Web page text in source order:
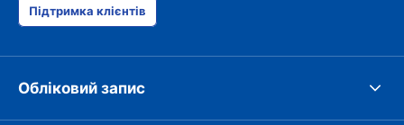
Підтримка клієнтів
Обліковий запис